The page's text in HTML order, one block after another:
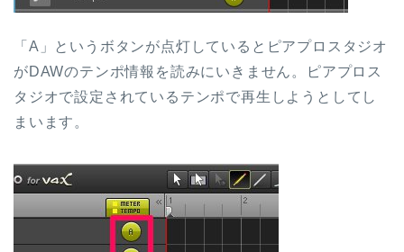
「A」というボタンが点灯しているとピアプロスタジオ
がDAWのテンポ情報を読みにいきません。ピアプロス
タジオで設定されているテンポで再生しようとしてし
まいます。